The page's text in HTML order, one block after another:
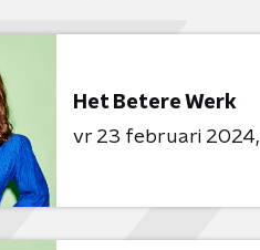
Het Betere Werk
vr 23 februari 2024